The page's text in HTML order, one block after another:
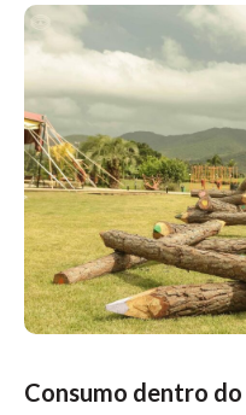
Consumo dentro do